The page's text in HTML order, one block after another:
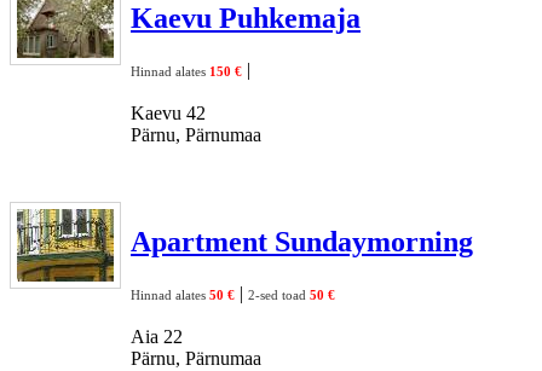
Kaevu Puhkemaja
Hinnad alates 150 € |
Kaevu 42
Pärnu, Pärnumaa
Apartment Sundaymorning
Hinnad alates 50 € | 2-sed toad 50 €
Aia 22
Pärnu, Pärnumaa